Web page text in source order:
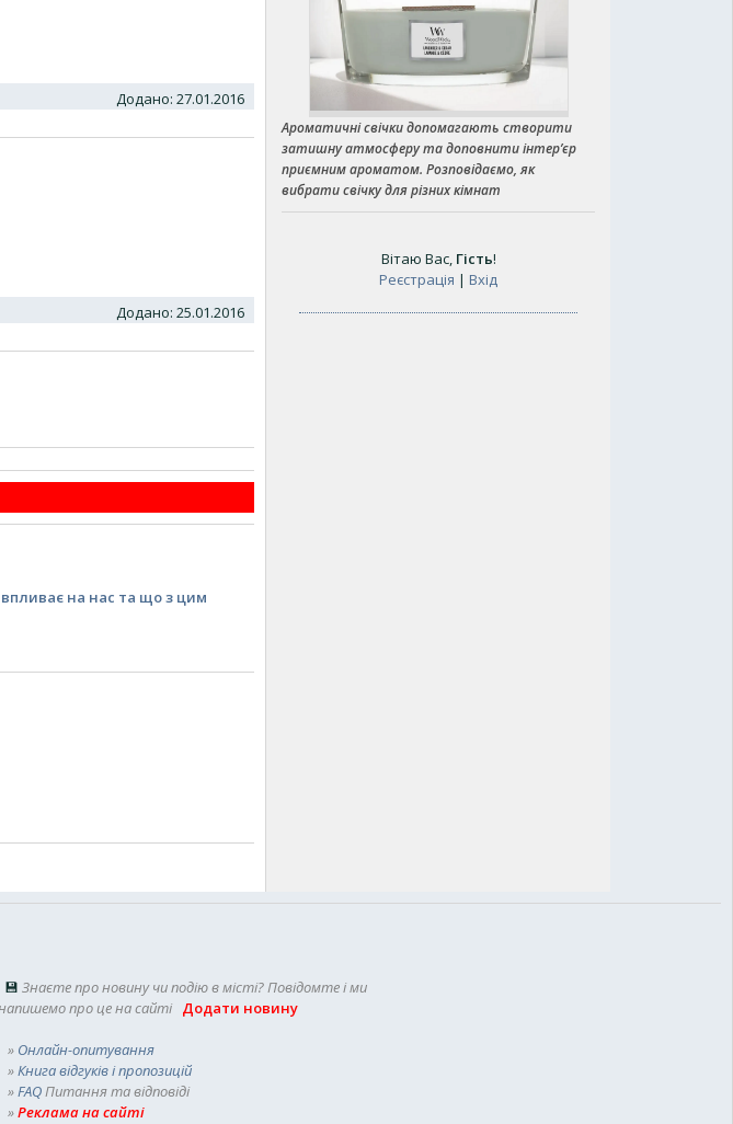
Додано: 27.01.2016
Додано: 25.01.2016
на нас та що з цим
Ароматичні свічки допомагають створити
затишну атмосферу та доповнити інтер’єр
приємним ароматом. Розповідаємо, як
вибрати свічку для різних кімнат
Вітаю Вас, Гість!
Реєстрація | Вхід
💾 Знаєте про новину чи подію в місті? Повідомте і ми
про це на сайті Додати новину
» Онлайн-опитування
»Книга відгуків і пропозицій
»FAQПитання та відповіді
»Реклама на сайті